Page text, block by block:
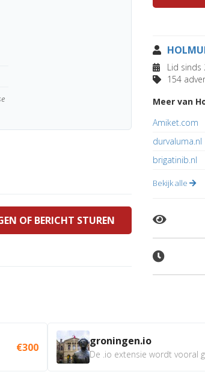
OF BERICHT STUREN
Lid sinds
154
Meer van
Amiket.com
durvaluma.nl
brigatinib.nl
Bekijk alle
€300 groningen.io
De .io extensie wordt vooral